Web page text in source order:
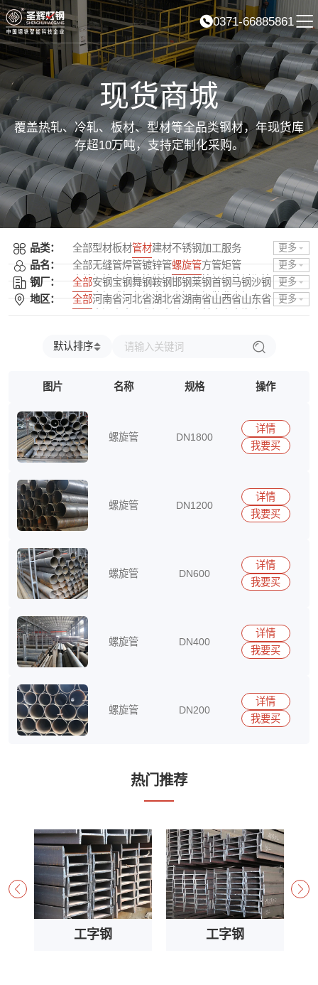
0371-66885861
现货商城
覆盖热轧、冷轧、板材、型材等全品类钢材，年现货库
存超10万吨，支持定制化采购。
品类： 全部型材板材管材建材不锈钢加工服务 更多
品名： 全部无缝管焊管镀锌管螺旋管方管矩管
直缝焊管合金管管线钢管涂塑管钢塑管衬塑管
球墨铸管
更多
钢厂： 全部安钢宝钢舞钢鞍钢邯钢莱钢首钢马钢沙钢
普阳南钢武钢包钢太钢山钢酒钢敬业本钢日照
唐钢 石横 柳钢 湘钢 龙钢 济钢 中天 攀钢 韶钢
广钢
更多
地区： 全部河南省河北省湖北省湖南省山西省山东省
吉林省辽宁省黑龙江省陕西省甘肃省青海省
广东省
海南省四川省贵州省
广西壮族自治区
西藏自治区香港特别行政区
更多
默认排序
图片 名称 规格 操作
螺旋管 DN1800
详情
我要买
螺旋管 DN1200
详情
我要买
螺旋管 DN600
详情
我要买
螺旋管 DN400
详情
我要买
螺旋管 DN200
详情
我要买
热门推荐
工字钢 工字钢